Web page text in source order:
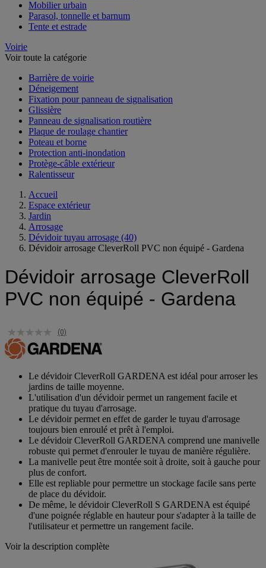
Mobilier de jardin et terrasse
Mobilier urbain
Parasol, tonnelle et barnum
Voirie
Barrière de voirie
Déneigement
Fixation pour panneau de signalisation
Glissière
Panneau de signalisation routière
Plaque de roulage chantier
Poteau et borne
Protection anti-inondation
Protège-câble extérieur
Accueil
Espace extérieur
Jardin
Arrosage
Dévidoir tuyau arrosage (40)
Dévidoir arrosage CleverRoll
PVC non équipé - Gardena
(0)
Le dévidoir CleverRoll GARDENA est idéal pour arroser les
jardins de taille moyenne.
L'utilisation d'un dévidoir permet un rangement facile et
pratique du tuyau d'arrosage.
Le dévidoir permet en effet de garder le tuyau d'arrosage
toujours bien enroulé et prêt à l'emploi.
Le dévidoir CleverRoll GARDENA comprend une manivelle
robuste qui permet d'enrouler le tuyau de manière régulière.
La manivelle peut être montée soit à droite, soit à gauche pour
plus de confort.
Elle est repliable pour permettre un stockage facile sans perte
de place du dévidoir.
De même, le dévidoir CleverRoll S GARDENA est équipé
d'une poignée réglable en hauteur pour s'adapter à la taille de